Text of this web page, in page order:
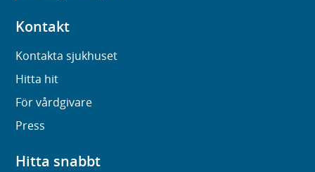
Kontakt
Kontakta sjukhuset
Hitta hit
För vårdgivare
Press
Hitta snabbt